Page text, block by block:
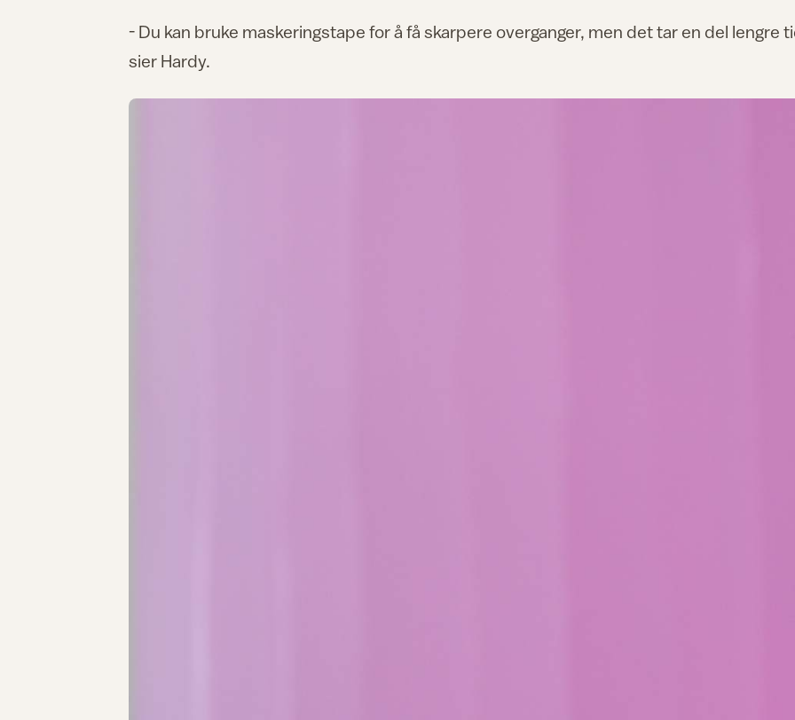
- Du kan bruke maskeringstape for å få skarpere overganger, men det tar en del lengre
sier Hardy.